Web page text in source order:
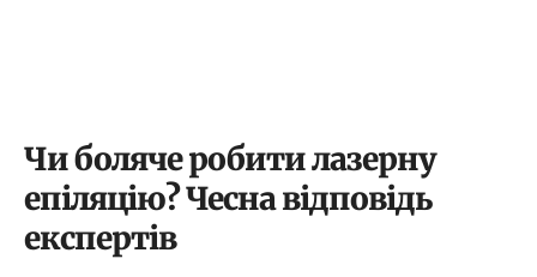
Чи боляче робити лазерну
епіляцію? Чесна відповідь
експертів